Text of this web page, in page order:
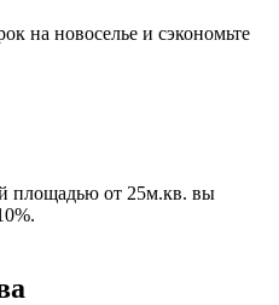
на новоселье и сэкономьте
площадью от 25м.кв. вы